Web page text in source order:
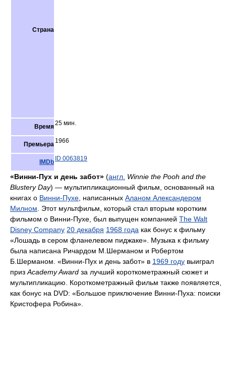
Страна
Время25 мин.
Премьера 1966
IMDb ID 0063819
«Винни-Пух и день забот» (англ. Winnie the Pooh and the
Blustery Day) — мультипликационный фильм, основанный на
книгах о Винни-Пухе , написанных Аланом Александером
Милном . Этот мультфильм, который стал вторым коротким
фильмом о Винни-Пухе, был выпущен компанией The Walt
Disney Company 20 декабря 1968 года как бонус к фильму
«Лошадь в сером фланелевом пиджаке». Музыка к фильму
была написана Ричардом М.Шерманом и Робертом
Б.Шерманом. «Винни-Пух и день забот» в 1969 году выиграл
приз Academy Award за лучший короткометражный сюжет и
мультипликацию. Короткометражный фильм также появляется,
как бонус на DVD: «Большое приключение Винни-Пуха: поиски
Кристофера Робина».